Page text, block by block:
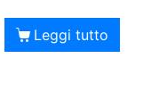
Leggi tutto